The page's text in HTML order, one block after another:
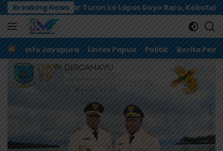
Langsung
ke
konten
Breaking News
Turun ke Lapas Doyo Baru, Kebutuhan Alkes dan
Home
Info Jayapura Lintas Papua Politik Berita